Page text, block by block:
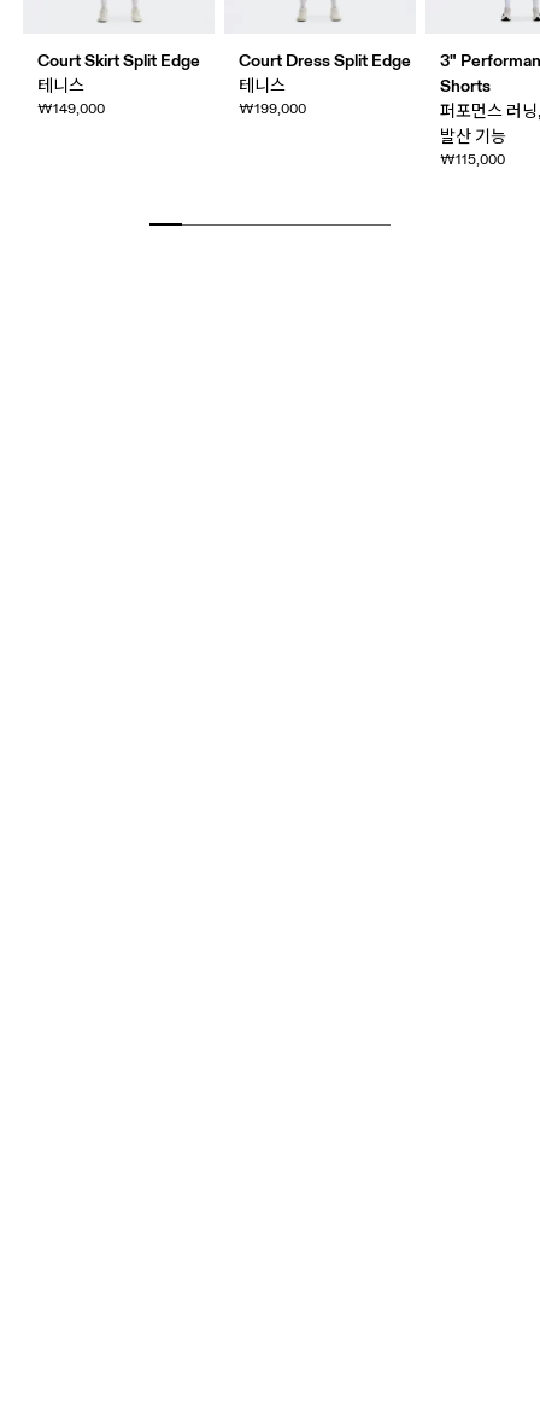
Court Skirt Split Edge
테니스
₩149,000
Court Dress Split Edge
테니스
₩199,000
3"
Shorts
퍼포먼스 러
발산 기능
₩115,000